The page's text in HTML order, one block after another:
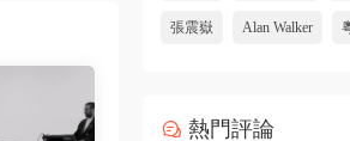
張震嶽 Alan Walker
熱門評論